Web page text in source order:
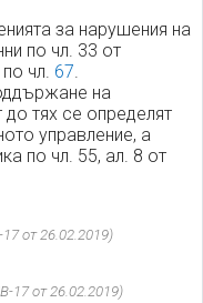
за нарушения на
по чл. 33 от
чл. 67.
на
до тях се определят
управление, а
по чл. 55, ал. 8 от
от 26.02.2019)
17 от 26.02.2019)